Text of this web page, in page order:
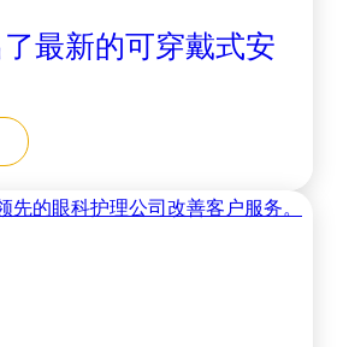
最新的可穿戴式安